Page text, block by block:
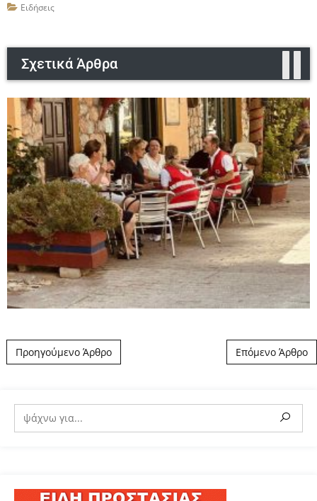
Ειδήσεις
Σχετικά Άρθρα
Post navigation
Προηγούμενο Άρθρο Επόμενο Άρθρο